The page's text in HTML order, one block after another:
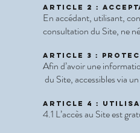
Article 2 :
En accédant, utilisant,
consultation du Site, ne
Article 3 :
Afin d’avoir une
du Site, accessibles via
Article 4 :
4.1 L’accès au Site est